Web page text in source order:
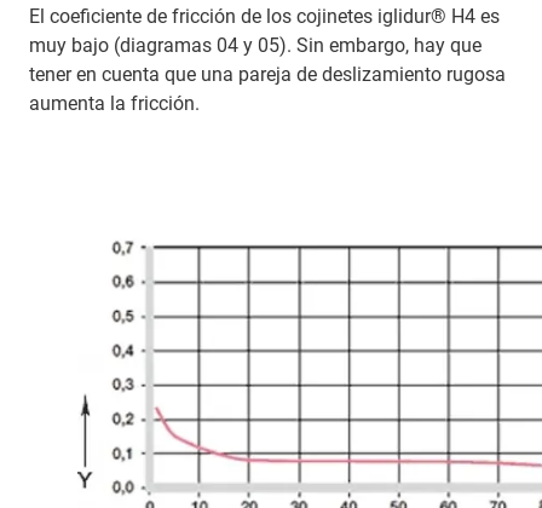
El coeficiente de fricción de los cojinetes iglidur® H4 es
muy bajo (diagramas 04 y 05). Sin embargo, hay que
tener en cuenta que una pareja de deslizamiento rugosa
aumenta la fricción.